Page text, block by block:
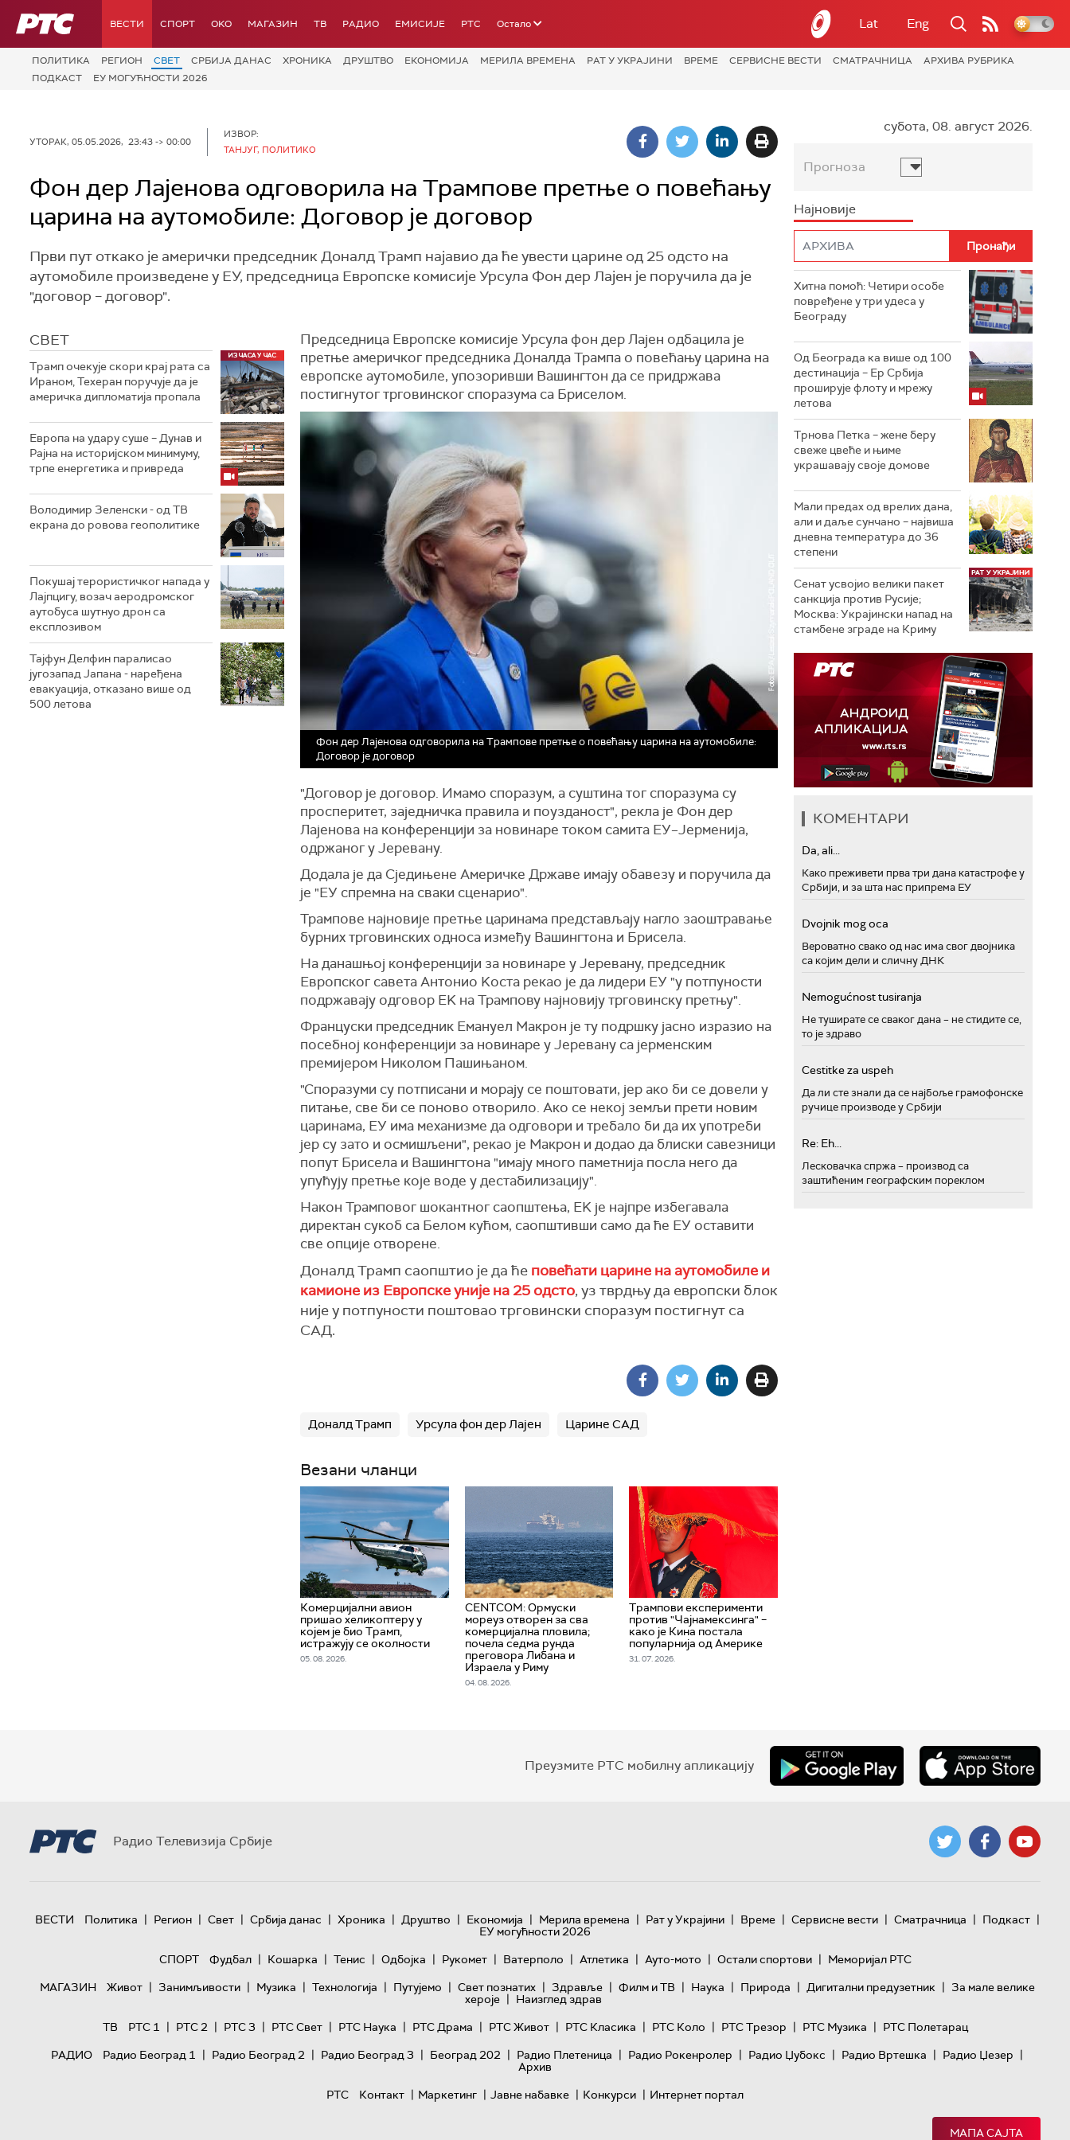
РТС ВЕСТИ СПОРТ OKO МАГАЗИН ТВ РАДИО ЕМИСИЈЕ РТС Остало Lat Eng
ПОЛИТИКА РЕГИОН СВЕТ СРБИЈА ДАНАС ХРОНИКА ДРУШТВО ЕКОНОМИЈА МЕРИЛА ВРЕМЕНА РАТ У УКРАЈИНИ ВРЕМЕ СЕРВИСНЕ ВЕСТИ СМАТРАЧНИЦА
АРХИВА РУБРИКА
ПОДКАСТ
ЕУ МОГУЋНОСТИ 2026
УТОРАК, 05.05.2026, 23:43 -> 00:00
ИЗВОР:
ТАНЈУГ, ПОЛИТИКО
Фон дер Лајенова одговорила на Трампове претње о повећању
царина на аутомобиле: Договор је договор
Први пут откако је амерички председник Доналд Трамп најавио да ће увести царине од 25 одсто на
аутомобиле произведене у ЕУ, председница Европске комисије Урсула Фон дер Лајен је поручила да је
"договор – договор".
СВЕТ
Трамп очекује скори крај рата са
Ираном, Техеран поручује да је
америчка дипломатија пропала
Европа на удару суше – Дунав и
Рајна на историјском минимуму,
трпе енергетика и привреда
Володимир Зеленски - од ТВ
екрана до ровова геополитике
Покушај терористичког напада у
Лајпцигу, возач аеродромског
аутобуса шутнуо дрон са
експлозивом
Тајфун Делфин паралисао
југозапад Јапана - наређена
евакуација, отказано више од
500 летова
Председница Европске комисије Урсула фон дер Лајен одбацила је
претње америчког председника Доналда Трампа о повећању царина на
европске аутомобиле, упозоривши Вашингтон да се придржава
постигнутог трговинског споразума са Бриселом.
Фон дер Лајенова одговорила на Трампове претње о повећању царина на аутомобиле:
Договор је договор
"Договор је договор. Имамо споразум, а суштина тог споразума су
просперитет, заједничка правила и поузданост", рекла је Фон дер
Лајенова на конференцији за новинаре током самита ЕУ–Јерменија,
одржаног у Јеревану.
Додала је да Сједињене Америчке Државе имају обавезу и поручила да
је "ЕУ спремна на сваки сценарио".
Трампове најновије претње царинама представљају нагло заоштравање
бурних трговинских односа између Вашингтона и Брисела.
На данашњој конференцији за новинаре у Јеревану, председник
Европског савета Антонио Kоста рекао је да лидери ЕУ "у потпуности
подржавају одговор ЕK на Трампову најновију трговинску претњу".
Француски председник Емануел Макрон је ту подршку јасно изразио на
посебној конференцији за новинаре у Јеревану са јерменским
премијером Николом Пашињаном.
"Споразуми су потписани и морају се поштовати, јер ако би се довели у
питање, све би се поново отворило. Ако се некој земљи прети новим
царинама, ЕУ има механизме да одговори и требало би да их употреби
јер су зато и осмишљени", рекао је Макрон и додао да блиски савезници
попут Брисела и Вашингтона "имају много паметнија посла него да
упућују претње које воде у дестабилизацију".
Након Трамповог шокантног саопштења, ЕK је најпре избегавала
директан сукоб са Белом кућом, саопштивши само да ће ЕУ оставити
све опције отворене.
Доналд Трамп саопштио је да ће повећати царине на аутомобиле и
камионе из Европске уније на 25 одсто, уз тврдњу да европски блок
није у потпуности поштовао трговински споразум постигнут са
САД.
Доналд Трамп Урсула фон дер Лајен Царине САД
Везани чланци
Комерцијални авион
пришао хеликоптеру у
којем је био Трамп,
истражују се околности
05. 08. 2026.
CENTCOM: Ормуски
мореуз отворен за сва
комерцијална пловила;
почела седма рунда
преговора Либана и
Израела у Риму
04. 08. 2026.
Трампови експерименти
против "Чајнамексинга" –
како је Кина постала
популарнија од Америке
31. 07. 2026.
субота, 08. август 2026.
Прогноза
Најновије
Хитна помоћ: Четири особе
повређене у три удеса у
Београду
Од Београда ка више од 100
дестинација – Ер Србија
проширује флоту и мрежу
летова
Трнова Петка – жене беру
свеже цвеће и њиме
украшавају своје домове
Мали предах од врелих дана,
али и даље сунчано – највиша
дневна температура до 36
степени
Сенат усвојио велики пакет
санкција против Русије;
Москва: Украјински напад на
стамбене зграде на Криму
КОМЕНТАРИ
Da, ali...
Како преживети прва три дана катастрофе у
Србији, и за шта нас припрема ЕУ
Dvojnik mog oca
Вероватно свако од нас има свог двојника
са којим дели и сличну ДНК
Nemogućnost tusiranja
Не туширате се сваког дана – не стидите се,
то је здраво
Cestitke za uspeh
Да ли сте знали да се најбоље грамофонске
ручице производе у Србији
Re: Eh...
Лесковачка спржа – производ са
заштићеним географским пореклом
Преузмите РТС мобилну апликацију
Радио Телевизија Србије
ВЕСТИ Политика | Регион | Свет | Србија данас | Хроника | Друштво | Економија | Мерила времена | Рат у Украјини | Време | Сервисне вести | Сматрачница | Подкаст |
ЕУ могућности 2026
СПОРТ
Фудбал | Кошарка | Тенис | Одбојка | Рукомет | Ватерполо | Атлетика | Ауто-мото | Остали спортови | Меморијал РТС
МАГАЗИН
Живот | Занимљивости | Музика | Технологијa | Путујемо | Свет познатих | Здравље | Филм и ТВ | Наука | Природа | Дигитални предузетник | За мале велике
хероје | Наизглед здрав
ТВ
РТС 1 | РТС 2 | РТС 3 | РТС Свет | РТС Наука | РТС Драма | РТС Живот | РТС Класика | РТС Коло | РТС Трезор | РТС Музика | РТС Полетарац
РАДИО
Радио Београд 1 | Радио Београд 2 | Радио Београд 3 | Београд 202 | Радио Плетеница | Радио Рокенролер | Радио Џубокс | Радио Вртешка | Радио Џезер |
Архив
РТС
Контакт | Маркетинг | Јавне набавке | Конкурси | Интернет портал
МАПА САЈТА